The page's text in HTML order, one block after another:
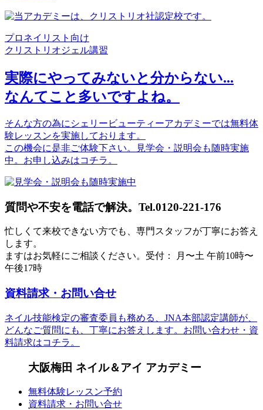
プロネイリスト向け
クリストリオジェル講習
実際にやってみないと分からない...
なんてこと多いですよね。
そんな方の為にシェリービューティーアカデミーでは無料体
験レッスンを実施しております。
この機会に是非ご体験下さい。見学会・説明会も随時実施
中。お申し込みはコチラ。
質問や不安を電話で解決。Tel.0120-221-176
忙しくて来校できない方でも、専門スタッフが丁寧にお答え
します。
ますはお気軽にご相談ください。受付： 月〜土 午前10時〜
午後17時
資料請求・お問い合せ
ネイル技能検定の審査委員も務める、JNA本部認定講師が、
どんなご質問にも、丁寧にお答えします。お問い合わせ・資
料請求はコチラ。
大阪梅田 ネイル＆アイ アカデミー
無料体験レッスン予約
資料請求・お問い合せ